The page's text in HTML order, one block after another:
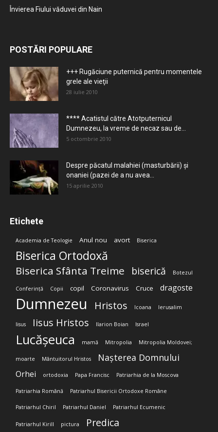
Învierea Fiului văduvei din Nain
POSTĂRI POPULARE
+++ Rugăciune puternică pentru momentele
grele ale vieţii
28 iulie 2010
**** Acatistul către Atotputernicul
Dumnezeu, la vreme de necaz sau de...
5 octombrie 2010
Despre păcatul malahiei (masturbării) şi
onaniei (pazei de a nu avea...
15 aprilie 2010
Etichete
Academia de Teologie Anul nou avort Biserica
Biserica Ortodoxă
Biserica Sfânta Treime biserică Botezul
Conferință Copii copil Coronavirus Cruce dragoste
Dumnezeu Hristos Icoana Ierusalim
Iisus Iisus Hristos Ilarion Boian Israel
Lucășeuca mamă Mitropolia Mitropolia Moldovei;
moarte Mântuitorul Hristos Nașterea Domnului
Orhei ortodoxia Papa Francisc Patriarhia de la Moscova
Patriarhia Română Patriarhul Bisericii Ortodoxe Române
Patriarhul Chiril Patriarhul Daniel Patriarhul Ecumenic
Patriarhul Kirill pictura Predica